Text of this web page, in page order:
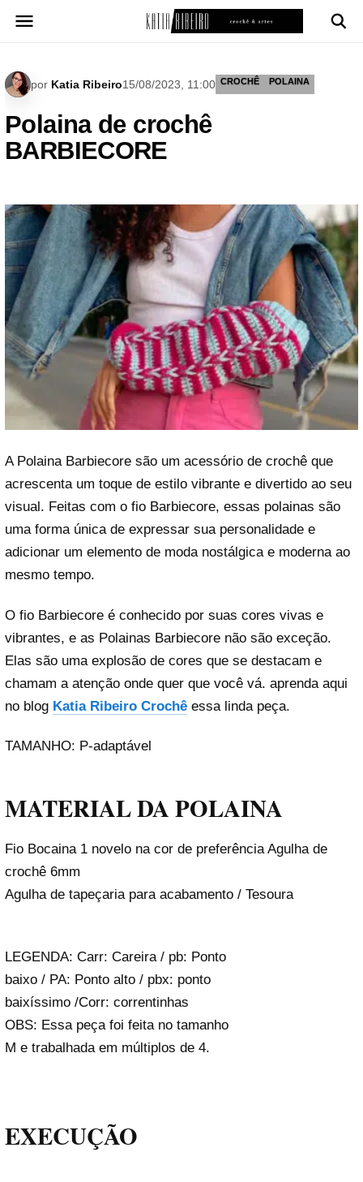
para
por Katia Ribeiro15/08/2023, 11:00 CROCHÊ POLAINA
Polaina de crochê
BARBIECORE
A Polaina Barbiecore são um acessório de crochê que
acrescenta um toque de estilo vibrante e divertido ao seu
visual. Feitas com o fio Barbiecore, essas polainas são
uma forma única de expressar sua personalidade e
adicionar um elemento de moda nostálgica e moderna ao
mesmo tempo.
O fio Barbiecore é conhecido por suas cores vivas e
vibrantes, e as Polainas Barbiecore não são exceção.
Elas são uma explosão de cores que se destacam e
chamam a atenção onde quer que você vá. aprenda aqui
no blog Katia Ribeiro Crochê essa linda peça.
TAMANHO: P-adaptável
MATERIAL DA POLAINA
Fio Bocaina 1 novelo na cor de preferência Agulha de
crochê 6mm
Agulha de tapeçaria para acabamento / Tesoura
LEGENDA: Carr: Careira / pb: Ponto
baixo / PA: Ponto alto / pbx: ponto
baixíssimo /Corr: correntinhas
OBS: Essa peça foi feita no tamanho
M e trabalhada em múltiplos de 4.
EXECUÇÃO